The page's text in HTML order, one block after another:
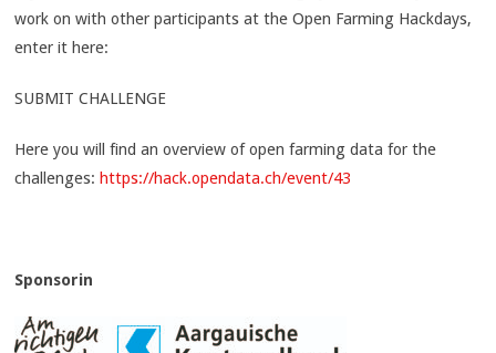
work on with other participants at the Open Farming Hackdays,
enter it here:
SUBMIT CHALLENGE
Here you will find an overview of open farming data for the
challenges:https://hack.opendata.ch/event/43
Sponsorin